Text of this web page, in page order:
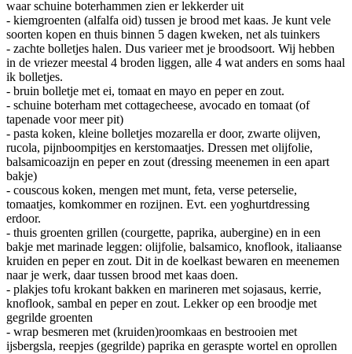
waar schuine boterhammen zien er lekkerder uit
- kiemgroenten (alfalfa oid) tussen je brood met kaas. Je kunt vele
soorten kopen en thuis binnen 5 dagen kweken, net als tuinkers
- zachte bolletjes halen. Dus varieer met je broodsoort. Wij hebben
in de vriezer meestal 4 broden liggen, alle 4 wat anders en soms haal
ik bolletjes.
- bruin bolletje met ei, tomaat en mayo en peper en zout.
- schuine boterham met cottagecheese, avocado en tomaat (of
tapenade voor meer pit)
- pasta koken, kleine bolletjes mozarella er door, zwarte olijven,
rucola, pijnboompitjes en kerstomaatjes. Dressen met olijfolie,
balsamicoazijn en peper en zout (dressing meenemen in een apart
bakje)
- couscous koken, mengen met munt, feta, verse peterselie,
tomaatjes, komkommer en rozijnen. Evt. een yoghurtdressing
erdoor.
- thuis groenten grillen (courgette, paprika, aubergine) en in een
bakje met marinade leggen: olijfolie, balsamico, knoflook, italiaanse
kruiden en peper en zout. Dit in de koelkast bewaren en meenemen
naar je werk, daar tussen brood met kaas doen.
- plakjes tofu krokant bakken en marineren met sojasaus, kerrie,
knoflook, sambal en peper en zout. Lekker op een broodje met
gegrilde groenten
- wrap besmeren met (kruiden)roomkaas en bestrooien met
ijsbergsla, reepjes (gegrilde) paprika en geraspte wortel en oprollen